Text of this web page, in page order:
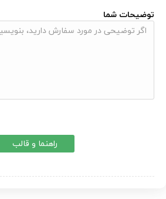
توضیحات شما
راهنما و قالب